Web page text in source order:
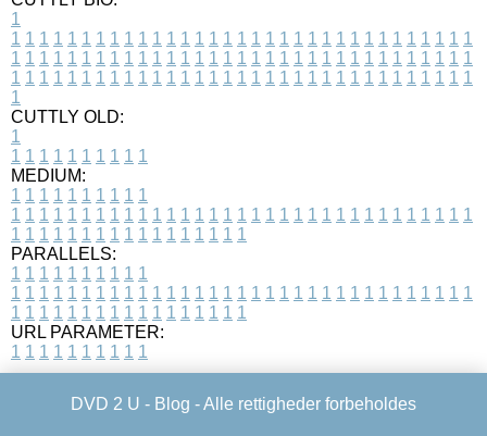
1
1 1 1 1 1 1 1 1 1 1 1 1 1 1 1 1 1 1 1 1 1 1 1 1 1 1 1 1 1 1 1 1 1
1 1 1 1 1 1 1 1 1 1 1 1 1 1 1 1 1 1 1 1 1 1 1 1 1 1 1 1 1 1 1 1 1
1 1 1 1 1 1 1 1 1 1 1 1 1 1 1 1 1 1 1 1 1 1 1 1 1 1 1 1 1 1 1 1 1
1
CUTTLY OLD:
1
1 1 1 1 1 1 1 1 1 1
MEDIUM:
1 1 1 1 1 1 1 1 1 1
1 1 1 1 1 1 1 1 1 1 1 1 1 1 1 1 1 1 1 1 1 1 1 1 1 1 1 1 1 1 1 1 1
1 1 1 1 1 1 1 1 1 1 1 1 1 1 1 1 1
PARALLELS:
1 1 1 1 1 1 1 1 1 1
1 1 1 1 1 1 1 1 1 1 1 1 1 1 1 1 1 1 1 1 1 1 1 1 1 1 1 1 1 1 1 1 1
1 1 1 1 1 1 1 1 1 1 1 1 1 1 1 1 1
URL PARAMETER:
1 1 1 1 1 1 1 1 1 1
DVD 2 U - Blog - Alle rettigheder forbeholdes